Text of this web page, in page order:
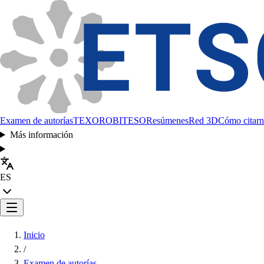
Examen de autoríasTEXOROBITESOResúmenesRed 3DCómo
Más información
ES
Inicio
/